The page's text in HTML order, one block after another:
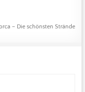
– Die schönsten Strände